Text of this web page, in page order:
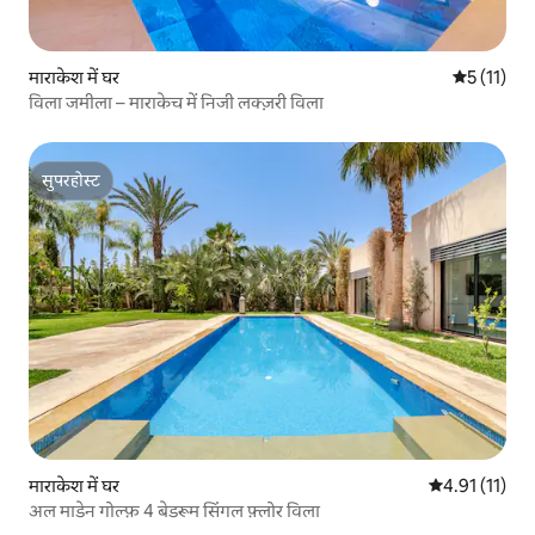
माराकेश में घर औसत रेटिंग
5 (11)
विला जमीला – माराकेच में निजी लक्ज़री विला
सुपरहोस्ट
सुपरहोस्ट
माराकेश में घर औसत रेटिंग 5 में
4.91 (11)
अल माडेन गोल्फ़ 4 बेडरूम सिंगल फ़्लोर विला